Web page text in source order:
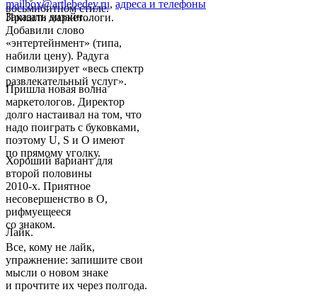
восьмибитном стиле.
Пришли маркетологи.
Добавили слово
«энтертейнмент» (типа,
набили цену). Радуга
символизирует «весь спектр
развлекательный услуг».
Пришла новая волна
маркетологов. Директор
долго настаивал на том, что
надо поиграть с буковками,
поэтому U, S и O имеют
по прямому уголку.
Хороший вариант для
второй половины
2010-х. Приятное
несовершенство в O,
рифмуещееся
со знаком.
Лайк.
Все, кому не лайк,
упражнение: запишите свои
мысли о новом знаке
и прочтите их через полгода.
mailbox@artlebedev.ru, адреса и телефоны
Заказать дизайн...